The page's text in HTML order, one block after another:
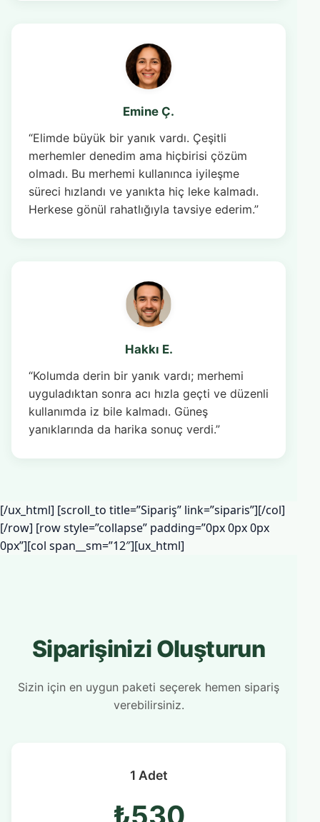
Emine Ç.
“Elimde büyük bir yanık vardı. Çeşitli
merhemler denedim ama hiçbirisi çözüm
olmadı. Bu merhemi kullanınca iyileşme
süreci hızlandı ve yanıkta hiç leke kalmadı.
Herkese gönül rahatlığıyla tavsiye ederim.”
Hakkı E.
“Kolumda derin bir yanık vardı; merhemi
uyguladıktan sonra acı hızla geçti ve düzenli
kullanımda iz bile kalmadı. Güneş
yanıklarında da harika sonuç verdi.”
[/ux_html] [scroll_to title=”Sipariş” link=”siparis”][/col]
[/row] [row style=”collapse” padding=”0px 0px 0px
0px”][col span__sm=”12″][ux_html]
Siparişinizi Oluşturun
Sizin için en uygun paketi seçerek hemen sipariş
verebilirsiniz.
1 Adet